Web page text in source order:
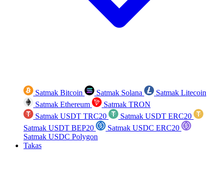
Satmak Bitcoin Satmak Solana
Satmak Litecoin
Satmak Ethereum
Satmak TRON
Satmak USDT TRC20
Satmak USDT ERC20
Satmak USDT BEP20
Satmak USDC ERC20
Satmak USDC Polygon
Takas